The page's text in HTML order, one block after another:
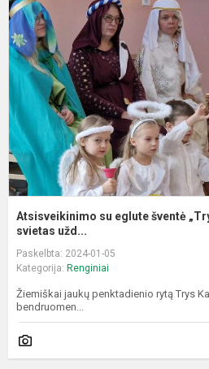
Atsisveikinimo su eglute šventė
svietas užd...
Paskelbta: 2024-01-05
Kategorija: Renginiai
Žiemiškai jaukų penktadienio rytą Trys
bendruomen...